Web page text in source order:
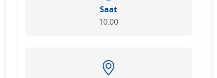
Saat
10.00